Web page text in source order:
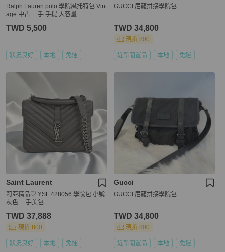
Ralph Lauren polo 學院風托特包 Vint
age 中古 二手 手提 大容量
TWD 5,500
狀況良好 本地 免運
GUCCI 尼龍拼接學院包
TWD 34,800
現折 800
近新閒置品 本地 免運
Saint Laurent
莉亞精品♡ YSL 428056 學院包 小號
灰色 二手美包
TWD 37,888
現折 800
狀況良好 本地 免運
Gucci
GUCCI 尼龍拼接學院包
TWD 34,800
現折 800
近新閒置品 本地 免運